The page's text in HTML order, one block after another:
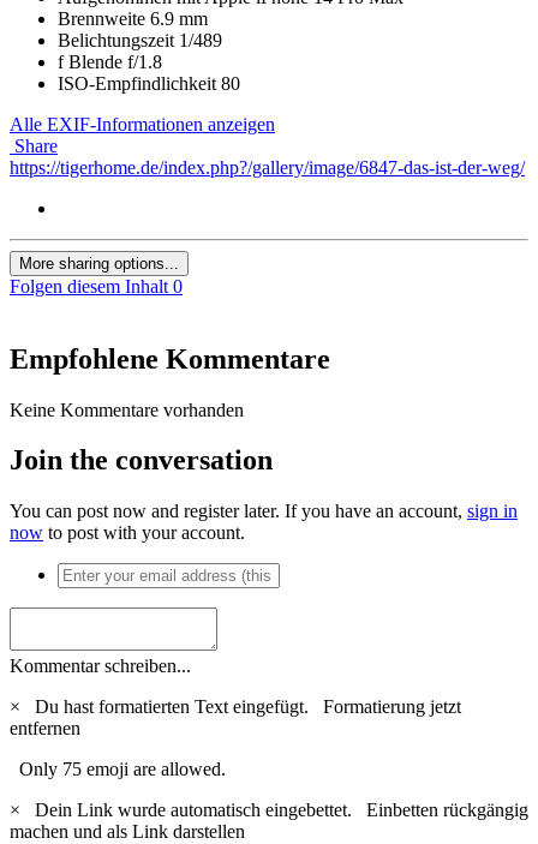
Brennweite 6.9 mm
Belichtungszeit 1/489
f Blende f/1.8
ISO-Empfindlichkeit 80
Alle EXIF-Informationen anzeigen
Share
https://tigerhome.de/index.php?/gallery/image/6847-das-ist-der-weg/
More sharing options...
Folgen diesem Inhalt 0
Empfohlene Kommentare
Keine Kommentare vorhanden
Join the conversation
You can post now and register later. If you have an account, sign in
now to post with your account.
Kommentar schreiben...
×
Du hast formatierten Text eingefügt. Formatierung jetzt
entfernen
Only 75 emoji are allowed.
×
Dein Link wurde automatisch eingebettet. Einbetten rückgängig
machen und als Link darstellen